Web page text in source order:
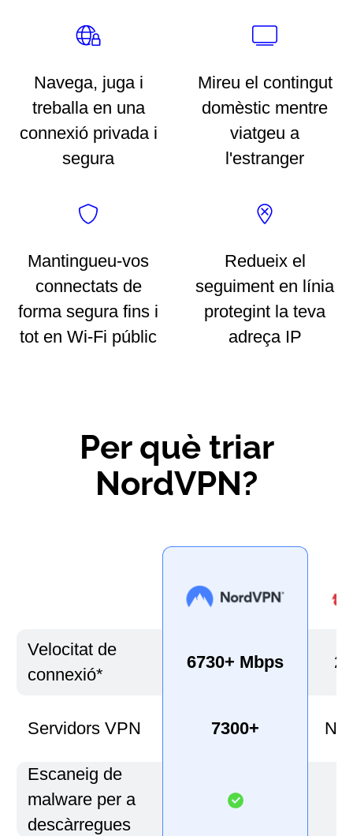
Navega, juga i
treballa en una
connexió privada i
segura
Mireu el contingut
domèstic mentre
viatgeu a
l'estranger
Mantingueu-vos
connectats de
forma segura fins i
tot en Wi-Fi públic
Redueix el
seguiment en línia
protegint la teva
adreça IP
Per què triar
NordVPN?
Velocitat de
connexió*
6730+ Mbps
Servidors VPN 7300+ No
Escaneig de
malware per a
descàrregues